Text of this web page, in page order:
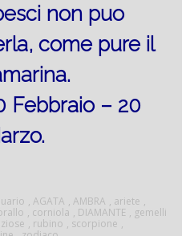
non puo
come pure il
Febbraio – 20
, AGATA , AMBRA , ariete ,
, corniola , DIAMANTE , gemelli
, rubino , scorpione ,